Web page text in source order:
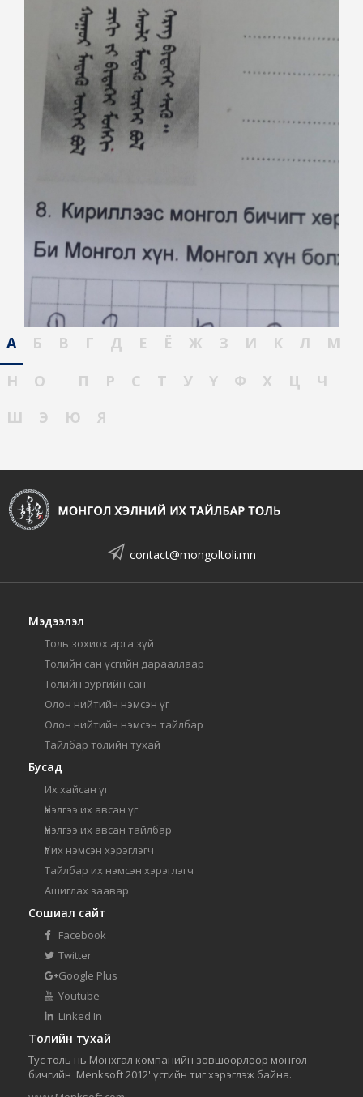
А Б В Г Д Е Ё Ж З И К Л
М
Н
О П Р С Т У Ү Ф Х Ц
Ч
Ш
Э Ю Я
contact@mongoltoli.mn
Мэдээлэл
Толь зохиох арга зүй
Толийн сан үсгийн дарааллаар
Толийн зургийн сан
Олон нийтийн нэмсэн үг
Олон нийтийн нэмсэн тайлбар
Тайлбар толийн тухай
Бусад
Их хайсан үг
Үнэлгээ их авсан үг
Үнэлгээ их авсан тайлбар
Үг их нэмсэн хэрэглэгч
Тайлбар их нэмсэн хэрэглэгч
Ашиглах заавар
Сошиал сайт
Facebook
Twitter
Google Plus
Youtube
Linked In
Толийн тухай
Тус толь нь Мөнхгал компанийн зөвшөөрлөөр монгол
бичгийн 'Menksoft 2012' үсгийн тиг хэрэглэж байна.